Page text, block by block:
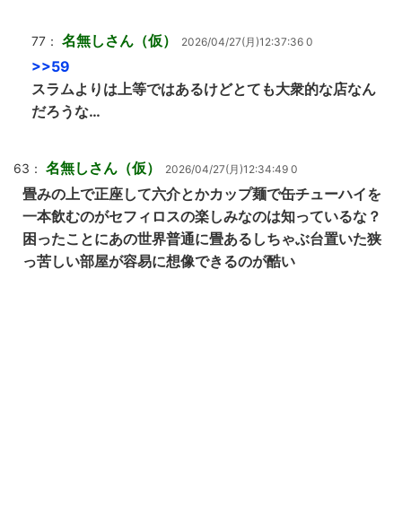
77： 名無しさん（仮） 2026/04/27(月)12:37:36 0
>>59
スラムよりは上等ではあるけどとても大衆的な店なん
だろうな…
63： 名無しさん（仮） 2026/04/27(月)12:34:49 0
畳みの上で正座して六介とかカップ麺で缶チューハイを
一本飲むのがセフィロスの楽しみなのは知っているな？
困ったことにあの世界普通に畳あるしちゃぶ台置いた狭
っ苦しい部屋が容易に想像できるのが酷い